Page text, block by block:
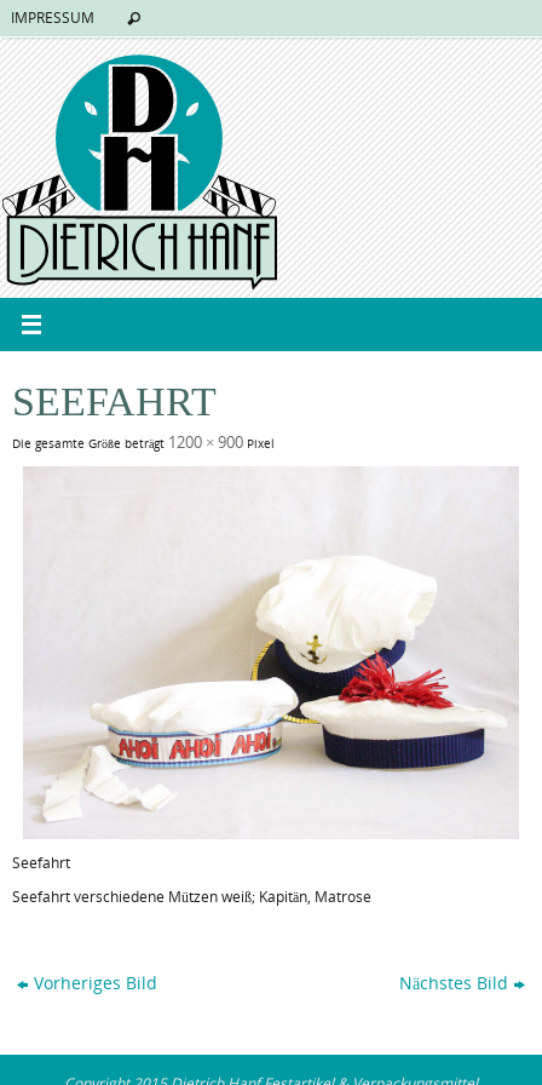
IMPRESSUM
SEEFAHRT
Die gesamte Größe beträgt 1200 × 900 Pixel
Seefahrt
Seefahrt verschiedene Mützen weiß; Kapitän, Matrose
Vorheriges Bild Nächstes Bild